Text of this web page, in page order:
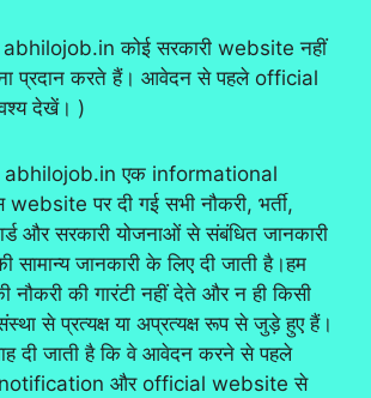
abhilojob.in कोई सरकारी website नहीं
प्रदान करते हैं। आवेदन से पहले official
देखें। )
abhilojob.in एक informational
पर दी गई सभी नौकरी, भर्ती,
और सरकारी योजनाओं से संबंधित जानकारी
सामान्य जानकारी के लिए दी जाती है।हम
नौकरी की गारंटी नहीं देते और न ही किसी
से प्रत्यक्ष या अप्रत्यक्ष रूप से जुड़े हुए हैं।
दी जाती है कि वे आवेदन करने से पहले
और official website से